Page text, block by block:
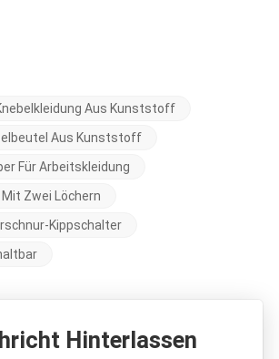
Aus Kunststoff
Aus Kunststoff
Für Arbeitskleidung
Zwei Löchern
Kippschalter
Hinterlassen